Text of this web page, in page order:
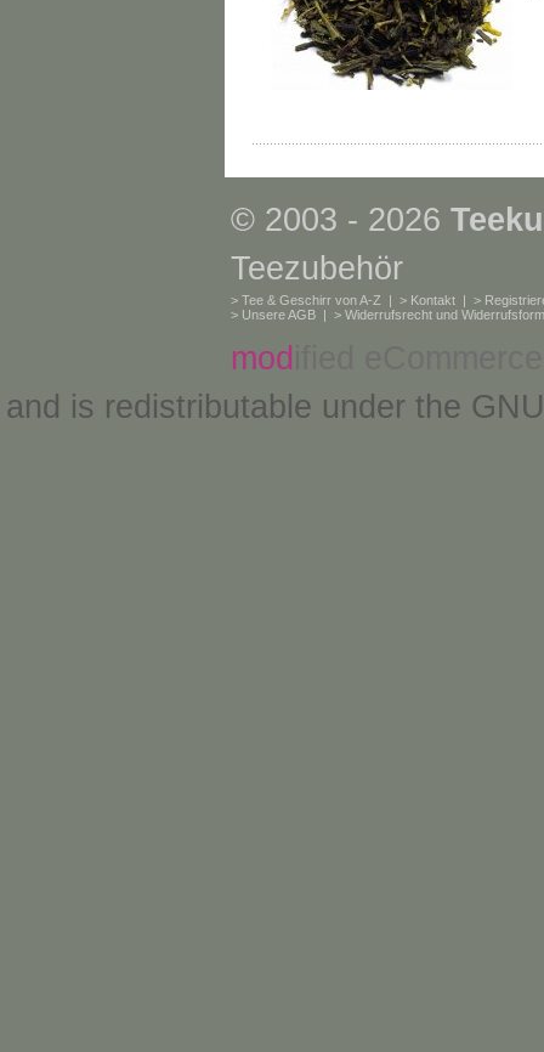
© 2003 - 2026
Teezubehör
> Tee & Geschirr von A-Z | > Kontakt | >
> Unsere AGB | > Widerrufsrecht und
mod
and is redistributable under the